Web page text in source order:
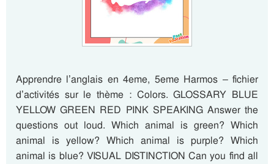
Apprendre l’anglais en 4eme, 5eme Harmos – fichier
d’activités sur le thème : Colors. GLOSSARY BLUE
YELLOW GREEN RED PINK SPEAKING Answer the
questions out loud. Which animal is green? Which
animal is yellow? Which animal is purple? Which
animal is blue? VISUAL DISTINCTION Can you find all